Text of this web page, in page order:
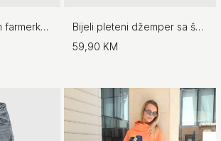
Asimetrične denim farmerke - No.97
Bijeli pleteni džemper sa šalom - No.97
59,90 KM